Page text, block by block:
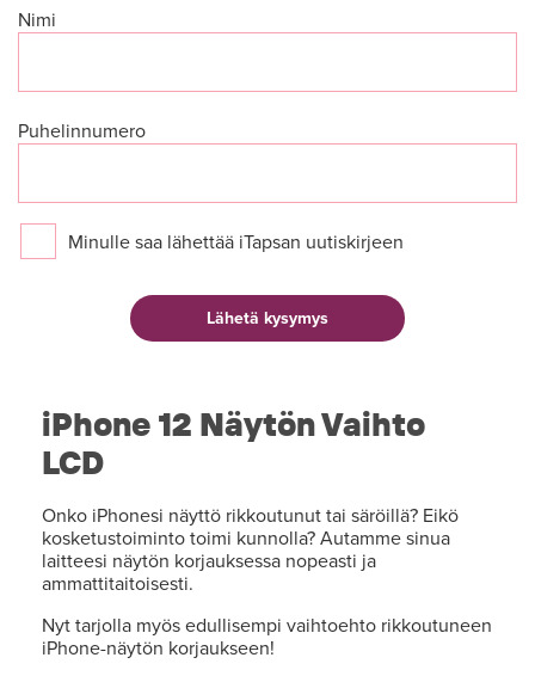
Nimi
Puhelinnumero
Minulle saa lähettää iTapsan uutiskirjeen
iPhone 12 Näytön Vaihto
LCD
Onko iPhonesi näyttö rikkoutunut tai säröillä? Eikö
kosketustoiminto toimi kunnolla? Autamme sinua
laitteesi näytön korjauksessa nopeasti ja
ammattitaitoisesti.
Nyt tarjolla myös edullisempi vaihtoehto rikkoutuneen
iPhone-näytön korjaukseen!